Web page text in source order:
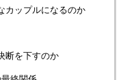
カップルになるのか
断を下すのか